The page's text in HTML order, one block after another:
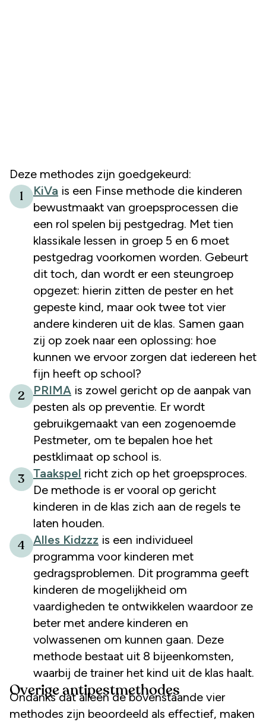
Deze methodes zijn goedgekeurd:
1 KiVa is een Finse methode die kinderen
bewustmaakt van groepsprocessen die
een rol spelen bij pestgedrag. Met tien
klassikale lessen in groep 5 en 6 moet
pestgedrag voorkomen worden. Gebeurt
dit toch, dan wordt er een steungroep
opgezet: hierin zitten de pester en het
gepeste kind, maar ook twee tot vier
andere kinderen uit de klas. Samen gaan
zij op zoek naar een oplossing: hoe
kunnen we ervoor zorgen dat iedereen het
fijn heeft op school?
2 PRIMA is zowel gericht op de aanpak van
pesten als op preventie. Er wordt
gebruikgemaakt van een zogenoemde
Pestmeter, om te bepalen hoe het
pestklimaat op school is.
3 Taakspel richt zich op het groepsproces.
De methode is er vooral op gericht
kinderen in de klas zich aan de regels te
laten houden.
4 Alles Kidzzz is een individueel
programma voor kinderen met
gedragsproblemen. Dit programma geeft
kinderen de mogelijkheid om
vaardigheden te ontwikkelen waardoor ze
beter met andere kinderen en
volwassenen om kunnen gaan. Deze
methode bestaat uit 8 bijeenkomsten,
waarbij de trainer het kind uit de klas haalt.
Overige antipestmethodes
Ondanks dat alleen de bovenstaande vier
methodes zijn beoordeeld als effectief, maken